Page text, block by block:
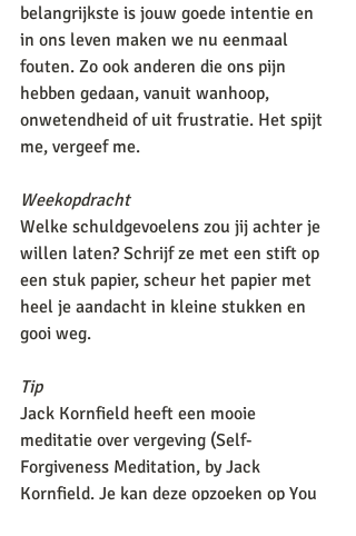
belangrijkste is jouw goede intentie en
in ons leven maken we nu eenmaal
fouten. Zo ook anderen die ons pijn
hebben gedaan, vanuit wanhoop,
onwetendheid of uit frustratie. Het spijt
me, vergeef me.
Weekopdracht
Welke schuldgevoelens zou jij achter je
willen laten? Schrijf ze met een stift op
een stuk papier, scheur het papier met
heel je aandacht in kleine stukken en
gooi weg.
Tip
Jack Kornfield heeft een mooie
meditatie over vergeving (Self-
Forgiveness Meditation, by Jack
Kornfield. Je kan deze opzoeken op You